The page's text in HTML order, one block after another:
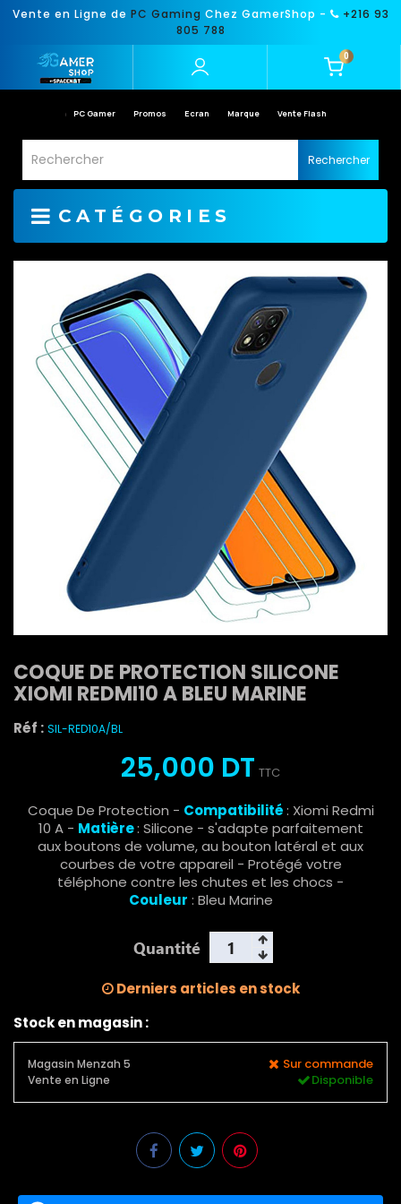
Vente en Ligne de PC Gaming Chez GamerShop -
+216 93
805 788
0
PC Gamer Promos Ecran Marque Vente Flash
Rechercher
CATÉGORIES
COQUE DE PROTECTION SILICONE
XIOMI REDMI10 A BLEU MARINE
Réf : SIL-RED10A/BL
25,000 DT TTC
Coque De Protection - Compatibilité: Xiomi Redmi
10 A - Matière: Silicone - s'adapte parfaitement
aux boutons de volume, au bouton latéral et aux
courbes de votre appareil - Protégé votre
téléphone contre les chutes et les chocs -
Couleur : Bleu Marine
Quantité
Derniers articles en stock
Stock en magasin :
Magasin Menzah 5 Sur commande
Vente en Ligne Disponible